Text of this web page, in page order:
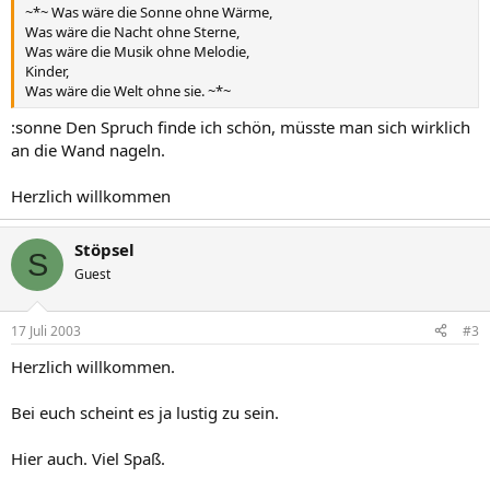
~*~ Was wäre die Sonne ohne Wärme,
Was wäre die Nacht ohne Sterne,
Was wäre die Musik ohne Melodie,
Kinder,
Was wäre die Welt ohne sie. ~*~
:sonne Den Spruch finde ich schön, müsste man sich wirklich
an die Wand nageln.
Herzlich willkommen
S Stöpsel
Guest
17 Juli 2003 #3
Herzlich willkommen.
Bei euch scheint es ja lustig zu sein.
Hier auch. Viel Spaß.